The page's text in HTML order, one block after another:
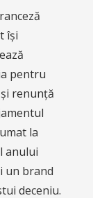
își
pentru
renunță
la
anului
un brand
deceniu.